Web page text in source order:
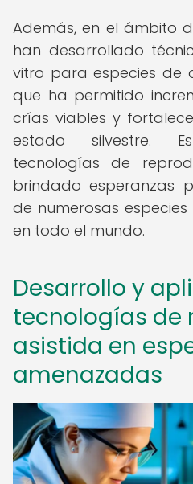
Además, en el ámbito
han desarrollado
vitro para especies de
que ha permitido
crías viables y
estado silvestre.
tecnologías de
brindado esperanzas
de numerosas
en todo el mundo.
Desarrollo y
tecnologías de
asistida en
amenazadas